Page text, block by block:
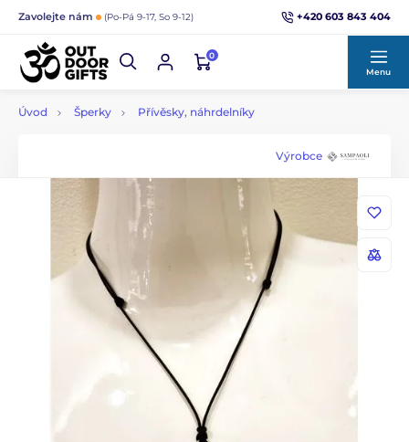
Zavolejte nám (Po-Pá 9-17, So 9-12) +420 603 843 404
0
Menu
Úvod Šperky Přívěsky, náhrdelníky
Výrobce